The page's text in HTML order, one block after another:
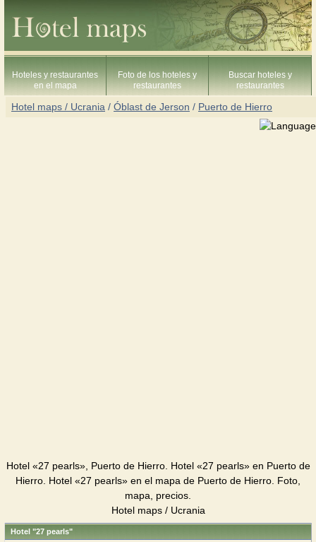
Hoteles y restaurantes
en el mapa
Foto de los hoteles y
restaurantes
Buscar hoteles y
restaurantes
Hotel maps / Ucrania / Óblast de Jerson / Puerto de Hierro
Hotel «27 pearls», Puerto de Hierro. Hotel «27 pearls» en Puerto de
Hierro. Hotel «27 pearls» en el mapa de Puerto de Hierro. Foto,
mapa, precios.
Hotel maps / Ucrania
Hotel "27 pearls"